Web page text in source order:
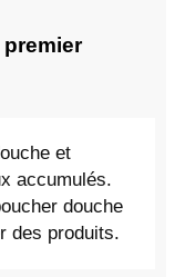
et
accumulés.
douche
des produits.